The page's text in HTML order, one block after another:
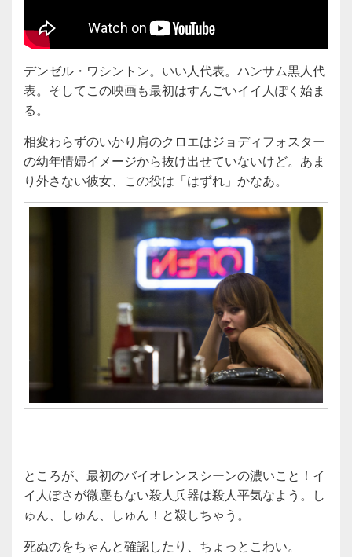
デンゼル・ワシントン。いい人代表。ハンサム黒人代
表。そしてこの映画も最初はすんごいイイ人ぽく始ま
る。
相変わらずのいかり肩のクロエはジョディフォスター
の幼年情婦イメージから抜け出せていないけど。あま
り外さない彼女、この役は「はずれ」かなあ。
ところが、最初のバイオレンスシーンの濃いこと！イ
イ人ぽさが微塵もない殺人兵器は殺人平気なよう。し
ゅん、しゅん、しゅん！と殺しちゃう。
死ぬのをちゃんと確認したり、ちょっとこわい。